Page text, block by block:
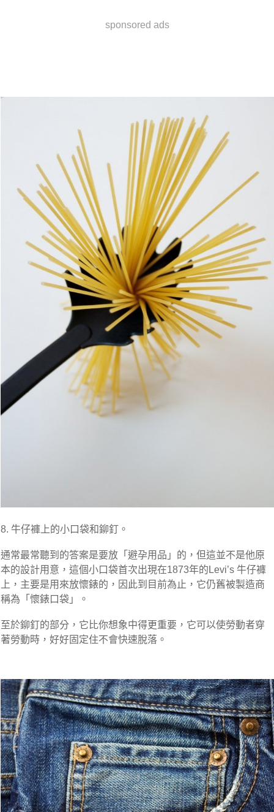
sponsored ads
8. 牛仔褲上的小口袋和鉚釘。
通常最常聽到的答案是要放「避孕用品」的，但這並不是他原
本的設計用意，這個小口袋首次出現在1873年的Levi’s 牛仔褲
上，主要是用來放懷錶的，因此到目前為止，它仍舊被製造商
稱為「懷錶口袋」。
至於鉚釘的部分，它比你想象中得更重要，它可以使勞動者穿
著勞動時，好好固定住不會快速脫落。